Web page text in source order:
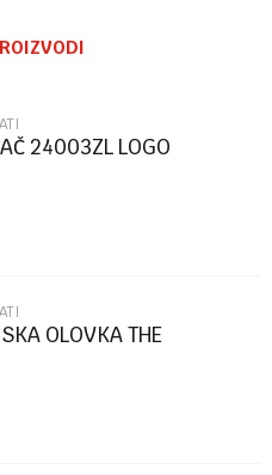
24003ZL LOGO
OLOVKA THE
BOX